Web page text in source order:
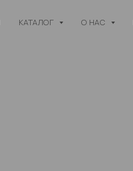
КАТАЛОГ О НАС